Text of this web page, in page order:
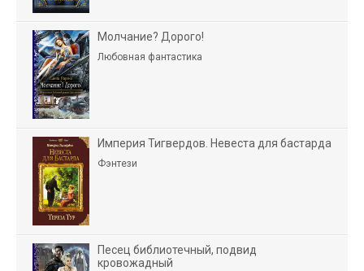
Молчание? Дорого!
Любовная фантастика
Империя Тигвердов. Невеста для бастарда
Фэнтези
Песец библиотечный, подвид
кровожадный